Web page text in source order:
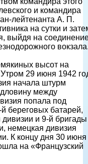
и командира
лейтенанта А. П.
на сутки и
выйдя на
высот на
29 июня 1942
начала штурм
между
попала под
береговых батарей,
и 9-й бригады
немецкая дивизия
К концу дня 30 июня
на «Французский